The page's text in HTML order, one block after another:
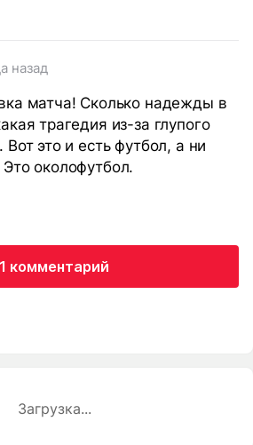
назад
матча! Сколько надежды в
трагедия из-за глупого
Вот это и есть футбол, а ни
околофутбол.
1 комментарий
Загрузка...